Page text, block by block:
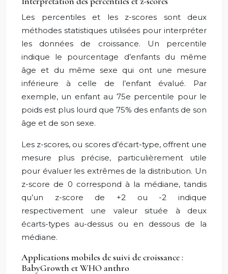
Les percentiles et les z-scores sont deux
méthodes statistiques utilisées pour interpréter
les données de croissance. Un percentile
indique le pourcentage d’enfants du même
âge et du même sexe qui ont une mesure
inférieure à celle de l’enfant évalué. Par
exemple, un enfant au 75e percentile pour le
poids est plus lourd que 75% des enfants de son
âge et de son sexe.
Les z-scores, ou scores d’écart-type, offrent une
mesure plus précise, particulièrement utile
pour évaluer les extrêmes de la distribution. Un
z-score de 0 correspond à la médiane, tandis
qu’un z-score de +2 ou -2 indique
respectivement une valeur située à deux
écarts-types au-dessus ou en dessous de la
médiane.
Applications mobiles de suivi de croissance :
BabyGrowth et WHO anthro